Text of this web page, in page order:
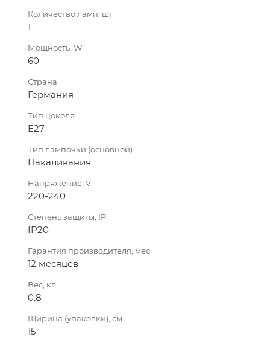
Количество ламп, шт
1
Мощность, W
60
Страна
Германия
Тип цоколя
E27
Тип лампочки (основной)
Накаливания
Напряжение, V
220-240
Степень защиты, IP
IP20
Гарантия производителя, мес
12 месяцев
Вес, кг
0.8
Ширина (упаковки), см
15